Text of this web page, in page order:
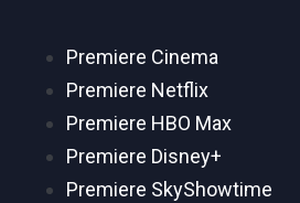
Premiere Cinema
Premiere Netflix
Premiere HBO Max
Premiere Disney+
Premiere SkyShowtime